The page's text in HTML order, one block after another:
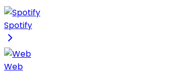
Spotify
Web